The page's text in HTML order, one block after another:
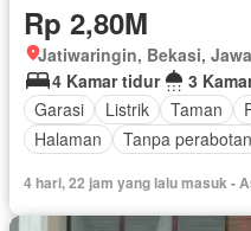
Rp 2,80M
Jatiwaringin, Bekasi,
4 Kamar tidur
3
Garasi
Listrik Taman
Halaman
Tanpa perabotan
4 hari, 22 jam yang lalu masuk -